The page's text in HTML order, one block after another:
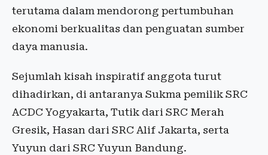
terutama dalam mendorong pertumbuhan
ekonomi berkualitas dan penguatan sumber
daya manusia.
Sejumlah kisah inspiratif anggota turut
dihadirkan, di antaranya Sukma pemilik SRC
ACDC Yogyakarta, Tutik dari SRC Merah
Gresik, Hasan dari SRC Alif Jakarta, serta
Yuyun dari SRC Yuyun Bandung.